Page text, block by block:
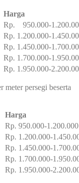
Harga
Rp. 950.000-
Rp. 1.200.000-
Rp. 1.450.000-
Rp. 1.700.000-
Rp. 1.950.000-
persegi beserta
Harga
Rp. 950.000-1.200.000
Rp. 1.200.000-
Rp. 1.450.000-
Rp. 1.700.000-
Rp. 1.950.000-